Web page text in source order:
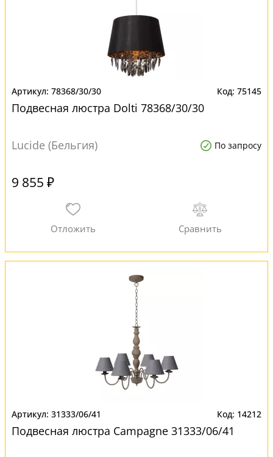
78368/30/30 75145
Подвесная люстра Dolti 78368/30/30
Lucide (Бельгия) По запросу
9 855 ₽
31333/06/41 14212
Подвесная люстра Campagne 31333/06/41